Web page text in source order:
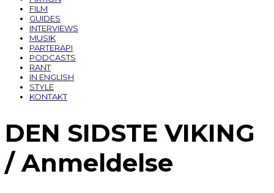
FILM
GUIDES
INTERVIEWS
MUSIK
PARTERAPI
PODCASTS
RANT
IN ENGLISH
STYLE
KONTAKT
DEN SIDSTE VIKING
/ Anmeldelse